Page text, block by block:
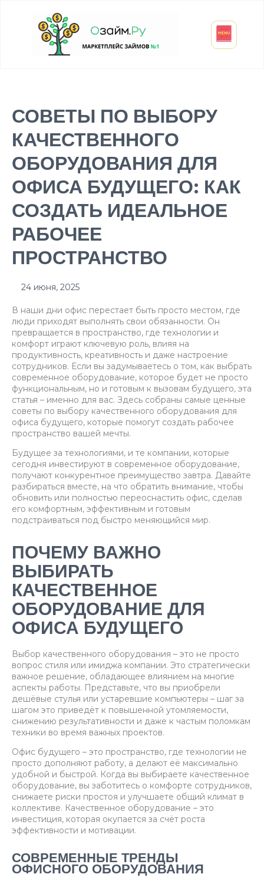
СОВЕТЫ ПО ВЫБОРУ
КАЧЕСТВЕННОГО
ОБОРУДОВАНИЯ ДЛЯ
ОФИСА БУДУЩЕГО: КАК
СОЗДАТЬ ИДЕАЛЬНОЕ
РАБОЧЕЕ
ПРОСТРАНСТВО
24 июня, 2025
В наши дни офис перестает быть просто местом, где
люди приходят выполнять свои обязанности. Он
превращается в пространство, где технологии и
комфорт играют ключевую роль, влияя на
продуктивность, креативность и даже настроение
сотрудников. Если вы задумываетесь о том, как выбрать
современное оборудование, которое будет не просто
функциональным, но и готовым к вызовам будущего, эта
статья – именно для вас. Здесь собраны самые ценные
советы по выбору качественного оборудования для
офиса будущего, которые помогут создать рабочее
пространство вашей мечты.
Будущее за технологиями, и те компании, которые
сегодня инвестируют в современное оборудование,
получают конкурентное преимущество завтра. Давайте
разбираться вместе, на что обратить внимание, чтобы
обновить или полностью переоснастить офис, сделав
его комфортным, эффективным и готовым
подстраиваться под быстро меняющийся мир.
ПОЧЕМУ ВАЖНО
ВЫБИРАТЬ
КАЧЕСТВЕННОЕ
ОБОРУДОВАНИЕ ДЛЯ
ОФИСА БУДУЩЕГО
Выбор качественного оборудования – это не просто
вопрос стиля или имиджа компании. Это стратегически
важное решение, обладающее влиянием на многие
аспекты работы. Представьте, что вы приобрели
дешёвые стулья или устаревшие компьютеры – шаг за
шагом это приведёт к повышенной утомляемости,
снижению результативности и даже к частым поломкам
техники во время важных проектов.
Офис будущего – это пространство, где технологии не
просто дополняют работу, а делают её максимально
удобной и быстрой. Когда вы выбираете качественное
оборудование, вы заботитесь о комфорте сотрудников,
снижаете риски простоя и улучшаете общий климат в
коллективе. Качественное оборудование – это
инвестиция, которая окупается за счёт роста
эффективности и мотивации.
СОВРЕМЕННЫЕ ТРЕНДЫ
ОФИСНОГО ОБОРУДОВАНИЯ